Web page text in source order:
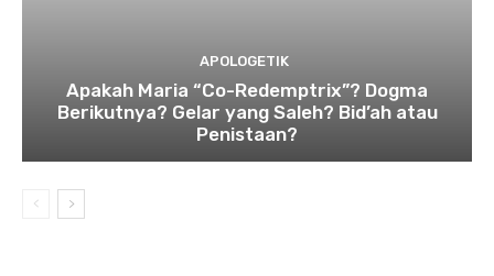
APOLOGETIK
Apakah Maria “Co-Redemptrix”? Dogma
Berikutnya? Gelar yang Saleh? Bid’ah atau
Penistaan?